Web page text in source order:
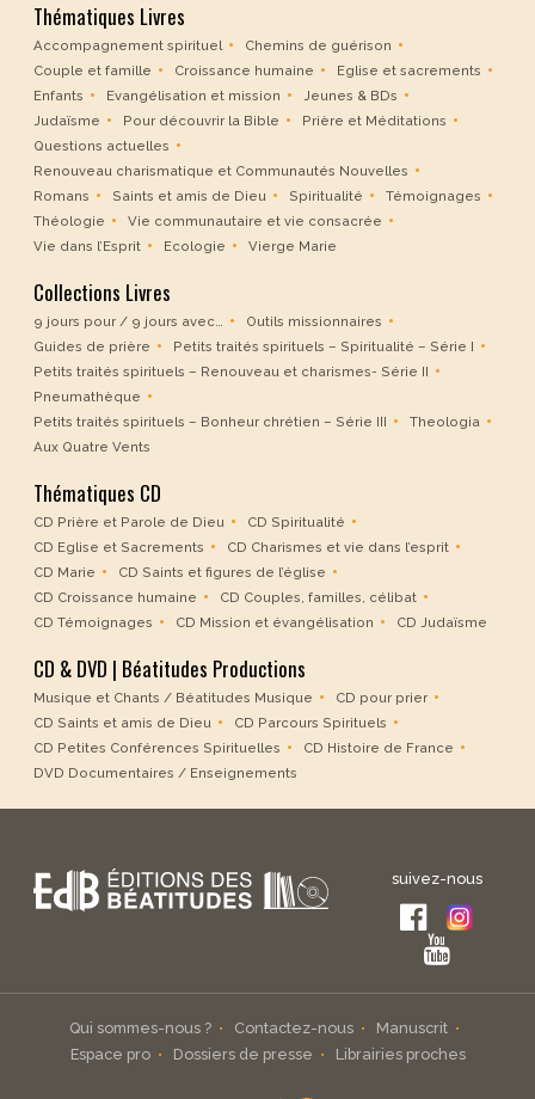
Thématiques Livres
Accompagnement spirituel
Chemins de guérison
Couple et famille
Croissance humaine
Eglise et sacrements
Enfants
Evangélisation et mission
Jeunes & BDs
Judaïsme
Pour découvrir la Bible
Prière et Méditations
Questions actuelles
Renouveau charismatique et Communautés Nouvelles
Romans
Saints et amis de Dieu Spiritualité
Témoignages
Théologie
Vie communautaire et vie consacrée
Vie dans l’Esprit
Ecologie Vierge Marie
Collections Livres
9 jours pour / 9 jours avec…
Outils missionnaires
Guides de prière
Petits traités spirituels – Spiritualité – Série I
Petits traités spirituels – Renouveau et charismes- Série II
Pneumathèque
Petits traités spirituels – Bonheur chrétien – Série III
Theologia
Aux Quatre Vents
Thématiques CD
CD Prière et Parole de Dieu
CD Spiritualité
CD Eglise et Sacrements
CD Charismes et vie dans l’esprit
CD Marie
CD Saints et figures de l’église
CD Croissance humaine
CD Couples, familles, célibat
CD Témoignages
CD Mission et évangélisation CD Judaïsme
CD & DVD | Béatitudes Productions
Musique et Chants / Béatitudes Musique
CD pour prier
CD Saints et amis de Dieu
CD Parcours Spirituels
CD Petites Conférences Spirituelles
CD Histoire de France
DVD Documentaires / Enseignements
suivez-nous
Qui sommes-nous ? Contactez-nous
Manuscrit
Espace pro
Dossiers de presse Librairies proches